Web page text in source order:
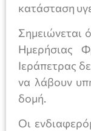
κατάσταση
Σημειώνεται
Ημερήσιας
Ιεράπετρας
να λάβουν
δομή.
Οι